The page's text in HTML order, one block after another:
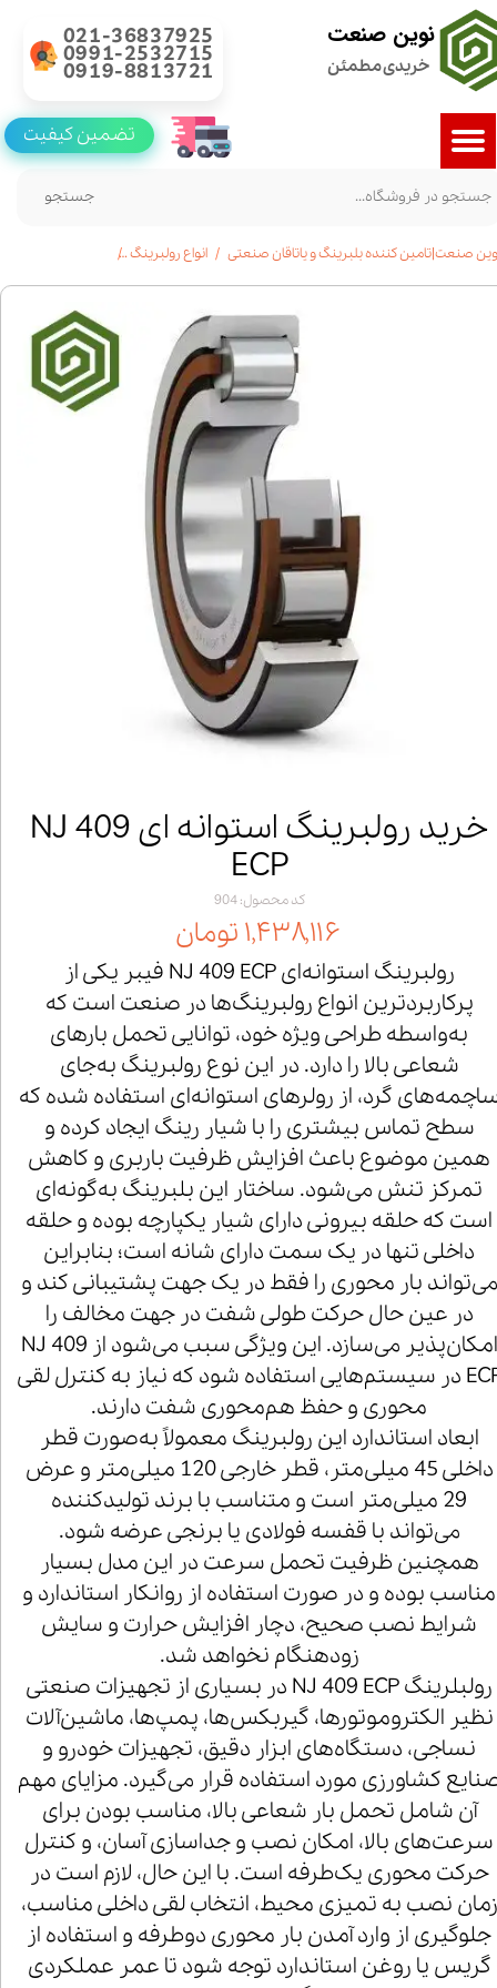
نوین صنعت
خریدی مطمئن
021-36837925
0991-2532715
0919-8813721
جستجو
تضمین کیفیت
صنعت|تامین کننده بلبرینگ و یاتاقان صنعتی انواع رولبرینگ
خرید رولبرینگ استوانه ای NJ 409
ECP
کد محصول: 904
۱,۴۳۸,۱۱۶ تومان
رولبرینگ استوانه‌ای NJ 409 ECP فیبر یکی از
پرکاربردترین انواع رولبرینگ‌ها در صنعت است که
به‌واسطه طراحی ویژه خود، توانایی تحمل بارهای
شعاعی بالا را دارد. در این نوع رولبرینگ به‌جای
گرد، از رولرهای استوانه‌ای استفاده شده که
سطح تماس بیشتری را با شیار رینگ ایجاد کرده و
همین موضوع باعث افزایش ظرفیت باربری و کاهش
تمرکز تنش می‌شود. ساختار این بلبرینگ به‌گونه‌ای
است که حلقه بیرونی دارای شیار یکپارچه بوده و حلقه
داخلی تنها در یک سمت دارای شانه است؛ بنابراین
می‌تواند بار محوری را فقط در یک جهت پشتیبانی کند و
در عین حال حرکت طولی شفت در جهت مخالف را
امکان‌پذیر می‌سازد. این ویژگی سبب می‌شود از NJ 409
ECP در سیستم‌هایی استفاده شود که نیاز به کنترل لقی
محوری و حفظ هم‌محوری شفت دارند.
ابعاد استاندارد این رولبرینگ معمولاً به‌صورت قطر
داخلی 45 میلی‌متر، قطر خارجی 120 میلی‌متر و عرض
29 میلی‌متر است و متناسب با برند تولیدکننده
می‌تواند با قفسه فولادی یا برنجی عرضه شود.
همچنین ظرفیت تحمل سرعت در این مدل بسیار
مناسب بوده و در صورت استفاده از روانکار استاندارد و
شرایط نصب صحیح، دچار افزایش حرارت و سایش
زودهنگام نخواهد شد.
رولبلرینگ NJ 409 ECP در بسیاری از تجهیزات صنعتی
نظیر الکتروموتورها، گیربکس‌ها، پمپ‌ها، ماشین‌آلات
نساجی، دستگاه‌های ابزار دقیق، تجهیزات خودرو و
کشاورزی مورد استفاده قرار می‌گیرد. مزایای مهم
آن شامل تحمل بار شعاعی بالا، مناسب بودن برای
سرعت‌های بالا، امکان نصب و جداسازی آسان، و کنترل
حرکت محوری یک‌طرفه است. با این حال، لازم است در
زمان نصب به تمیزی محیط، انتخاب لقی داخلی مناسب،
جلوگیری از وارد آمدن بار محوری دوطرفه و استفاده از
گریس یا روغن استاندارد توجه شود تا عمر عملکردی